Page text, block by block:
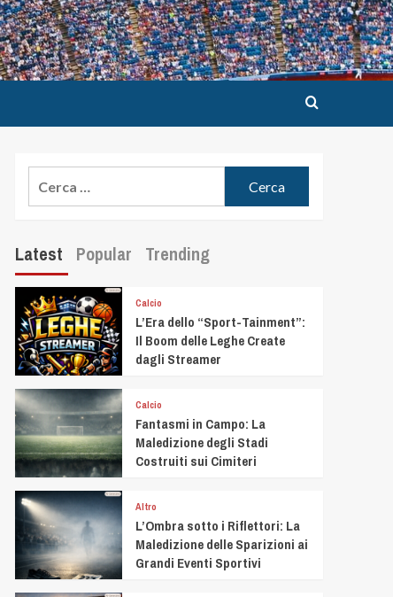
Latest Popular Trending
Calcio
L’Era dello “Sport-Tainment”:
Il Boom delle Leghe Create
dagli Streamer
Calcio
Fantasmi in Campo: La
Maledizione degli Stadi
Costruiti sui Cimiteri
Altro
L’Ombra sotto i Riflettori: La
Maledizione delle Sparizioni ai
Grandi Eventi Sportivi